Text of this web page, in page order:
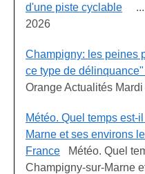
d'une piste cyclable ....
2026
Champigny: les peines
ce type de
Orange Actualités
Météo. Quel temps est-
Marne et ses environs
France Météo. Quel
Champigny-sur-Marne